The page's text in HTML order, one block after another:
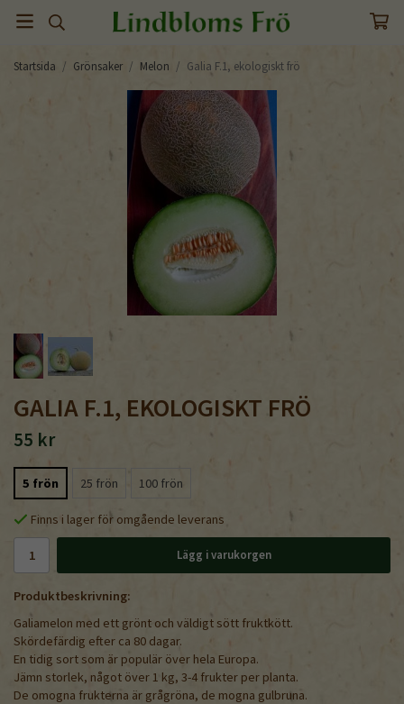
Startsida / Grönsaker / Melon / Galia F.1, ekologiskt frö
GALIA F.1, EKOLOGISKT FRÖ
55 kr
5 frön 25 frön 100 frön
Finns i lager för omgående leverans
Lägg i varukorgen
Produktbeskrivning:
Galiamelon med ett grönt och väldigt sött fruktkött.
Skördefärdig efter ca 80 dagar.
En tidig sort som är populär över hela Europa.
Jämn storlek, något över 1 kg, 3-4 frukter per planta.
De omogna frukterna är grågröna, de mogna gulbruna.